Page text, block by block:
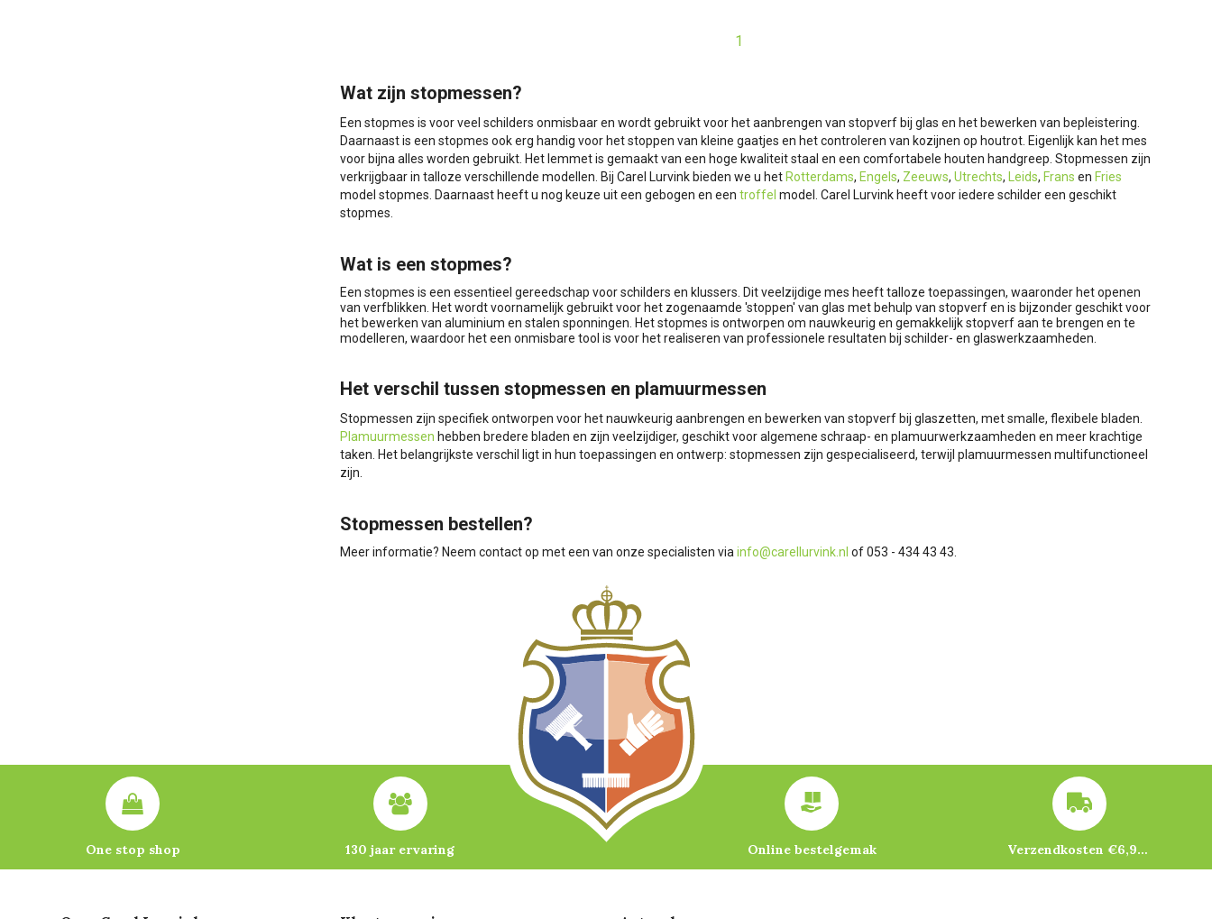
1
Wat zijn stopmessen?
Een stopmes is voor veel schilders onmisbaar en wordt gebruikt voor het aanbrengen van stopverf bij glas en het bewerken van bepleistering.
Daarnaast is een stopmes ook erg handig voor het stoppen van kleine gaatjes en het controleren van kozijnen op houtrot. Eigenlijk kan het mes
voor bijna alles worden gebruikt. Het lemmet is gemaakt van een hoge kwaliteit staal en een comfortabele houten handgreep. Stopmessen zijn
verkrijgbaar in talloze verschillende modellen. Bij Carel Lurvink bieden we u het Rotterdams, Engels, Zeeuws, Utrechts, Leids, Frans en Fries
model stopmes. Daarnaast heeft u nog keuze uit een gebogen en een troffel model. Carel Lurvink heeft voor iedere schilder een geschikt
stopmes.
Wat is een stopmes?
Een stopmes is een essentieel gereedschap voor schilders en klussers. Dit veelzijdige mes heeft talloze toepassingen, waaronder het openen
van verfblikken. Het wordt voornamelijk gebruikt voor het zogenaamde 'stoppen' van glas met behulp van stopverf en is bijzonder geschikt voor
het bewerken van aluminium en stalen sponningen. Het stopmes is ontworpen om nauwkeurig en gemakkelijk stopverf aan te brengen en te
modelleren, waardoor het een onmisbare tool is voor het realiseren van professionele resultaten bij schilder- en glaswerkzaamheden.
Het verschil tussen stopmessen en plamuurmessen
Stopmessen zijn specifiek ontworpen voor het nauwkeurig aanbrengen en bewerken van stopverf bij glaszetten, met smalle, flexibele bladen.
Plamuurmessen hebben bredere bladen en zijn veelzijdiger, geschikt voor algemene schraap- en plamuurwerkzaamheden en meer krachtige
taken. Het belangrijkste verschil ligt in hun toepassingen en ontwerp: stopmessen zijn gespecialiseerd, terwijl plamuurmessen multifunctioneel
zijn.
Stopmessen bestellen?
Meer informatie? Neem contact op met een van onze specialisten via info@carellurvink.nl of 053 - 434 43 43.
One stop shop 130 jaar ervaring Online bestelgemak Verzendkosten €6,95 – gratis bij je eerste bestelling vanaf €200